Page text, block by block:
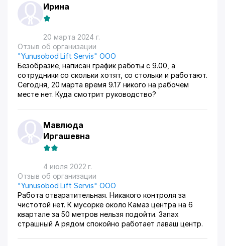
Ирина
20 марта 2024 г.
Отзыв об организации
"Yunusobod Lift Servis" ООО
Безобразие, написан график работы с 9.00, а
сотрудники со скольки хотят, со стольки и работают.
Сегодня, 20 марта время 9.17 никого на рабочем
месте нет. Куда смотрит руководство?
Мавлюда
Иргашевна
4 июля 2022 г.
Отзыв об организации
"Yunusobod Lift Servis" ООО
Работа отваратительная. Никакого контроля за
чистотой нет. К мусорке около Камаз центра на 6
квартале за 50 метров нельзя подойти. Запах
страшный А рядом спокойно работает лаваш центр.